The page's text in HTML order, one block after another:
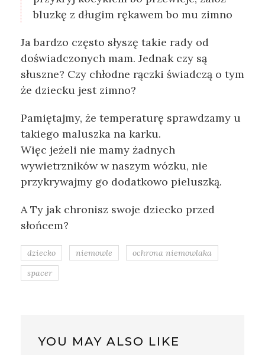
bluzkę z długim rękawem bo mu zimno
Ja bardzo często słyszę takie rady od
doświadczonych mam. Jednak czy są
słuszne? Czy chłodne rączki świadczą o tym
że dziecku jest zimno?
Pamiętajmy, że temperaturę sprawdzamy u
takiego maluszka na karku.
Więc jeżeli nie mamy żadnych
wywietrzników w naszym wózku, nie
przykrywajmy go dodatkowo pieluszką.
A Ty jak chronisz swoje dziecko przed
słońcem?
dziecko niemowle
ochrona niemowlaka
spacer
YOU MAY ALSO LIKE